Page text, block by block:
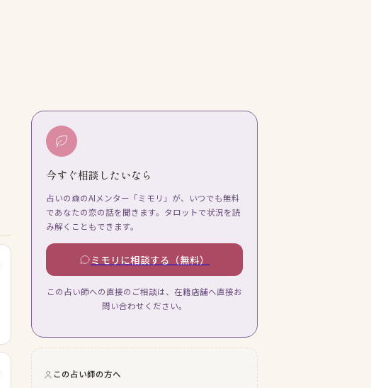
今すぐ相談したいなら
占いの森のAIメンター「ミモリ」が、いつでも無料
であなたの恋の話を聞きます。タロットで状況を読
み解くこともできます。
ミモリに相談する（無料）
この占い師への直接のご相談は、在籍店舗へ直接お
問い合わせください。
この占い師の方へ